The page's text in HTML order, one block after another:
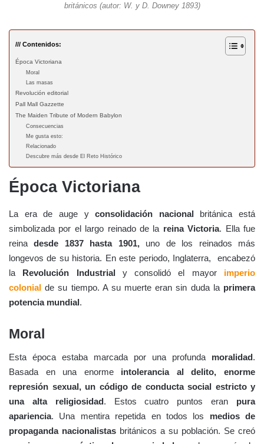
británicos (autor: W. y D. Downey 1893)
/// Contenidos:
Época Victoriana
Moral
Las masas
Revolución editorial
Pall Mall Gazzette
The Maiden Tribute of Modern Babylon
Consecuencias
Me gusta esto:
Relacionado
Descubre más desde El Reto Histórico
Época Victoriana
La era de auge yconsolidación nacional británica está
simbolizada por el largo reinado de la reina Victoria. Ella fue
reinadesde 1837 hasta 1901, uno de los reinados más
longevos de su historia. En este periodo, Inglaterra, encabezó
la Revolución Industrial y consolidó el mayor
imperio
colonial de su tiempo. A su muerte eran sin duda la primera
potencia mundial.
Moral
Esta época estaba marcada por una profunda moralidad.
Basada en una enorme intolerancia al delito, enorme
represión sexual, un código de conducta social estricto y
una alta religiosidad. Estos cuatro puntos eran pura
apariencia. Una mentira repetida en todos los medios de
propaganda nacionalistas británicos a su población. Se creó